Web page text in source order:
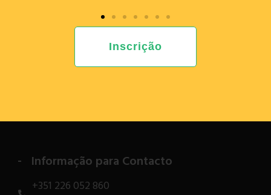
Informação para Contacto
+351 226 052 860
Inscrição